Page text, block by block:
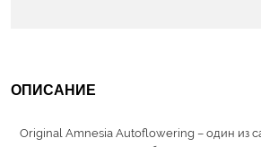
ОПИСАНИЕ
Original Amnesia Autoflowering – один из